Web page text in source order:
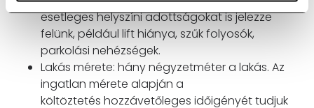
esetlegeshelyszíni adottságokat is jelezze
felünk, például lift hiánya, szűk folyosók,
parkolási nehézségek.
Lakás mérete: hány négyzetméter a lakás. Az
ingatlan mérete alapján a
költöztetés hozzávetőleges időigényét tudjuk